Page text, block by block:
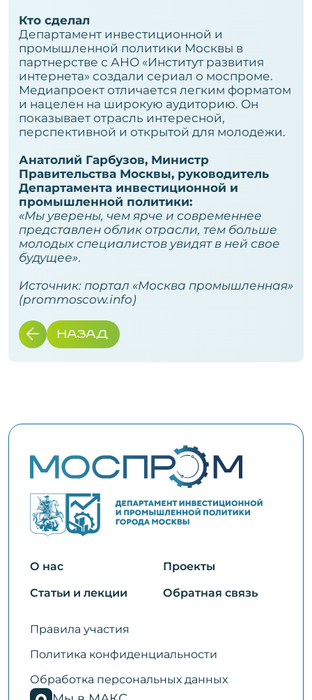
НАЗАД
Кто сделал
Департамент инвестиционной и
промышленной политики Москвы в
партнерстве с АНО «Институт развития
интернета» создали сериал о моспроме.
Медиапроект отличается легким форматом
и нацелен на широкую аудиторию. Он
показывает отрасль интересной,
перспективной и открытой для молодежи.
Анатолий Гарбузов, Министр
Правительства Москвы, руководитель
Департамента инвестиционной и
промышленной политики:
«Мы уверены, чем ярче и современнее
представлен облик отрасли, тем больше
молодых специалистов увидят в ней свое
будущее».
Источник: портал «Москва промышленная»
(prommoscow.info)
О нас
Проекты
Статьи и лекции
Обратная связь
Правила участия
Политика конфиденциальности
Обработка персональных данных